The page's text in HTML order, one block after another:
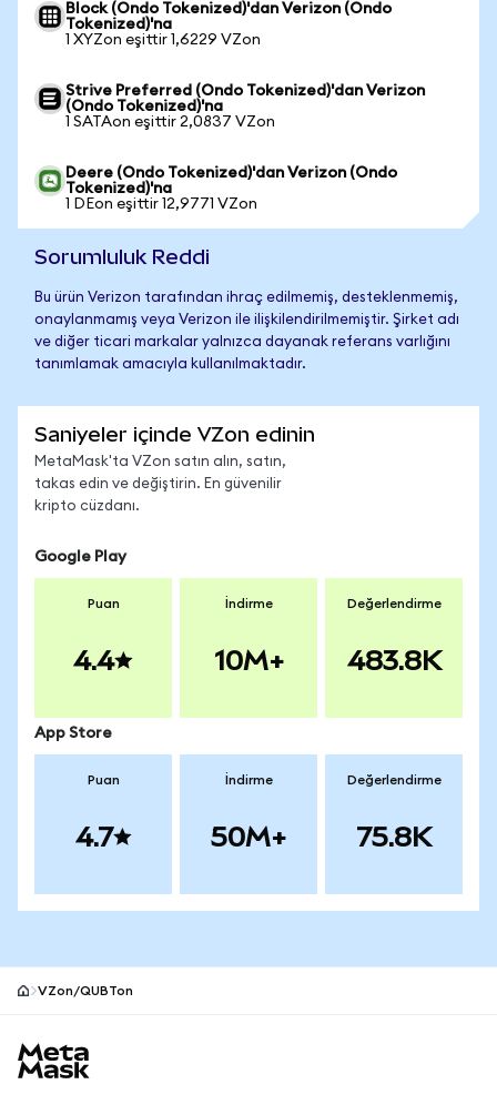
Block (Ondo Tokenized)'dan Verizon (Ondo
Tokenized)'na
1 XYZon eşittir 1,6229 VZon
Strive Preferred (Ondo Tokenized)'dan Verizon
(Ondo Tokenized)'na
1 SATAon eşittir 2,0837 VZon
Deere (Ondo Tokenized)'dan Verizon (Ondo
Tokenized)'na
1 DEon eşittir 12,9771 VZon
Sorumluluk Reddi
Bu ürün Verizon tarafından ihraç edilmemiş, desteklenmemiş,
onaylanmamış veya Verizon ile ilişkilendirilmemiştir. Şirket adı
ve diğer ticari markalar yalnızca dayanak referans varlığını
tanımlamak amacıyla kullanılmaktadır.
Saniyeler içinde VZon edinin
MetaMask'ta VZon satın alın, satın,
takas edin ve değiştirin. En güvenilir
kripto cüzdanı.
Google Play
Puan
4.4
İndirme
10M+
Değerlendirme
483.8K
App Store
Puan
4.7
İndirme
50M+
Değerlendirme
75.8K
VZon/QUBTon